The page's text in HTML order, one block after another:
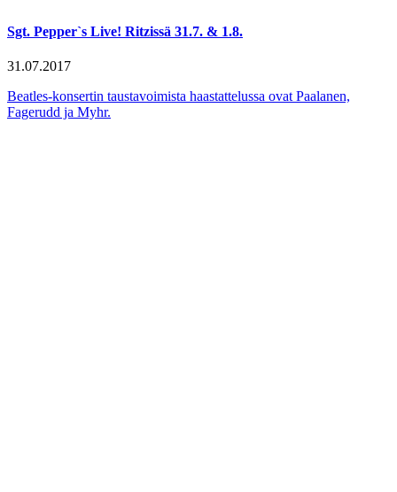
Sgt. Pepper`s Live! Ritzissä 31.7. & 1.8.
31.07.2017
Beatles-konsertin taustavoimista haastattelussa ovat Paalanen,
Fagerudd ja Myhr.